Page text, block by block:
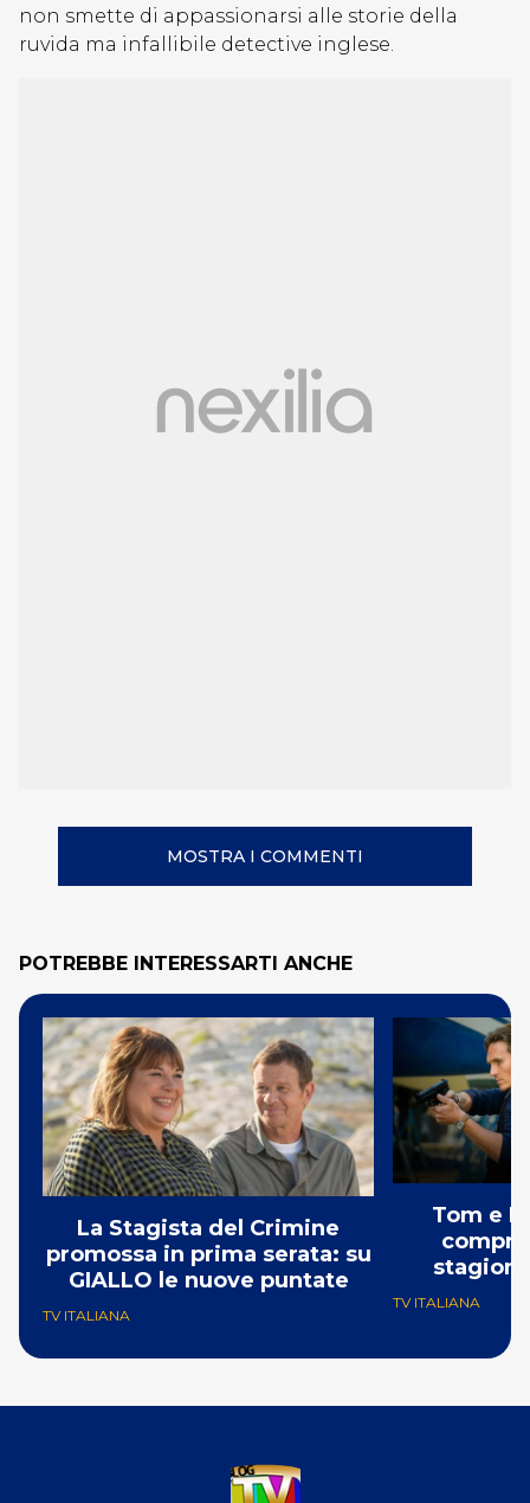
non smette di appassionarsi alle storie della
ruvida ma infallibile detective inglese.
MOSTRA I COMMENTI
POTREBBE INTERESSARTI ANCHE
La Stagista del Crimine
promossa in prima serata: su
GIALLO le nuove puntate
TV ITALIANA
Tom e
TV ITALIANA